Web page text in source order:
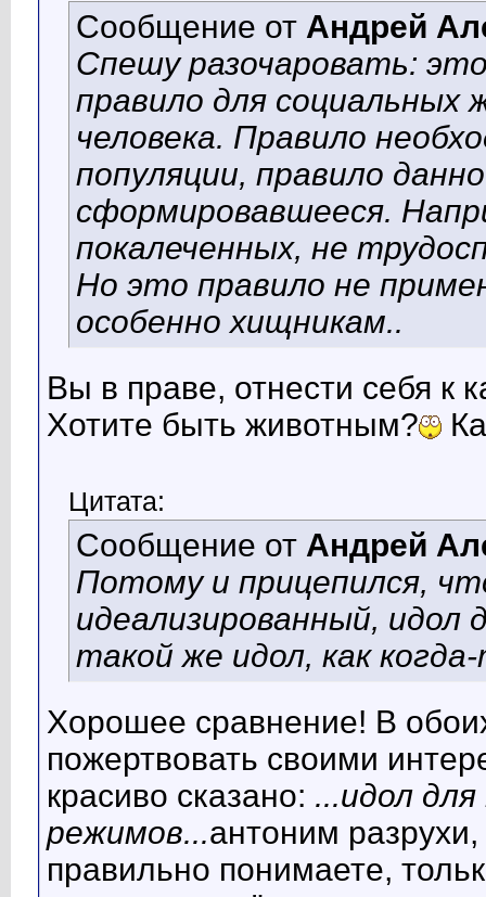
Сообщение от Андрей
Спешу разочаровать:
правило для
человека. Правило
популяции, правило
сформировавшееся.
покалеченных, не
Но это правило не
особенно хищникам..
Вы в праве, отнести себя к
Хотите быть животным?
Цитата:
Сообщение от Андрей
Потому и прицепился,
идеализированный,
такой же идол, как
Хорошее сравнение! В
пожертвовать своими
красиво сказано: ...идол
режимов...антоним
правильно понимаете,